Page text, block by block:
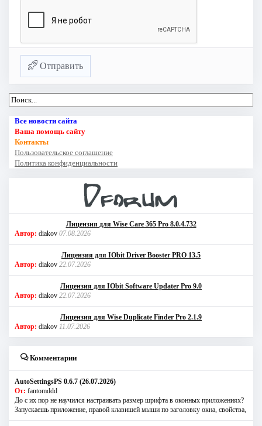
Отправить
Все новости сайта
Ваша помощь сайту
Контакты
Пользовательское соглашение
Политика конфиденциальности
Лицензия для Wise Care 365 Pro 8.0.4.732
Автор: diakov 07.08.2026
Лицензия для IObit Driver Booster PRO 13.5
Автор: diakov 22.07.2026
Лицензия для IObit Software Updater Pro 9.0
Автор: diakov 22.07.2026
Лицензия для Wise Duplicate Finder Pro 2.1.9
Автор: diakov 11.07.2026
Комментарии
AutoSettingsPS 0.6.7 (26.07.2026)
От: fantomddd
До с их пор не научился настраивать размер шрифта в оконных приложениях?
Запускаешь приложение, правой клавишей мыши по заголовку окна, свойства,